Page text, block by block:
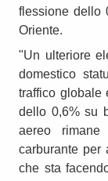
flessione dello
Oriente.
"Un ulteriore
domestico
traffico globale
dello 0,6% su
aereo
carburante per
che sta